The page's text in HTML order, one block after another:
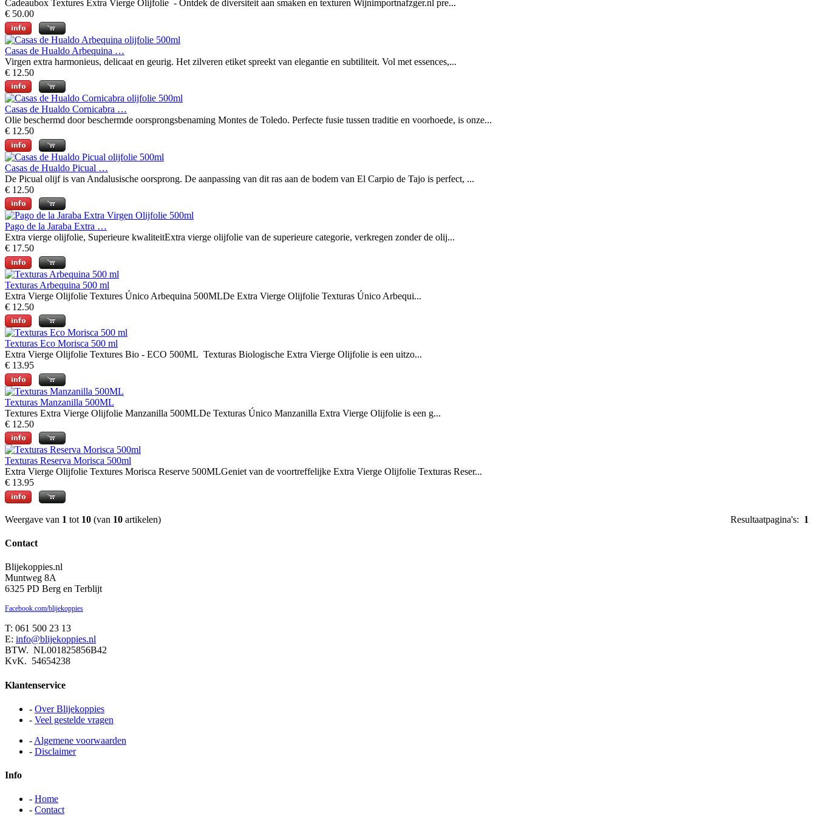
Cadeaubox Textures Extra Vierge Olijfolie - Ontdek de diversiteit aan smaken en texturen Wijnimportnafzger.nl pre...
€ 50.00
Casas de Hualdo Arbequina …
Virgen extra harmonieus, delicaat en geurig. Het zilveren etiket spreekt van elegantie en subtiliteit. Vol met essences,...
€ 12.50
Casas de Hualdo Cornicabra …
Olie beschermd door beschermde oorsprongsbenaming Montes de Toledo. Perfecte fusie tussen traditie en voorhoede, is onze...
€ 12.50
Casas de Hualdo Picual …
De Picual olijf is van Andalusische oorsprong. De aanpassing van dit ras aan de bodem van El Carpio de Tajo is perfect, ...
€ 12.50
Pago de la Jaraba Extra …
Extra vierge olijfolie, Superieure kwaliteitExtra vierge olijfolie van de superieure categorie, verkregen zonder de olij...
€ 17.50
Texturas Arbequina 500 ml
Extra Vierge Olijfolie Textures Único Arbequina 500MLDe Extra Vierge Olijfolie Texturas Único Arbequi...
€ 12.50
Texturas Eco Morisca 500 ml
Extra Vierge Olijfolie Textures Bio - ECO 500ML Texturas Biologische Extra Vierge Olijfolie is een uitzo...
€ 13.95
Texturas Manzanilla 500ML
Textures Extra Vierge Olijfolie Manzanilla 500MLDe Texturas Único Manzanilla Extra Vierge Olijfolie is een g...
€ 12.50
Texturas Reserva Morisca 500ml
Extra Vierge Olijfolie Textures Morisca Reserve 500MLGeniet van de voortreffelijke Extra Vierge Olijfolie Texturas Reser...
€ 13.95
Weergave van 1 tot 10 (van 10 artikelen) Resultaatpagina's: 1
Contact
Blijekoppies.nl
Muntweg 8A
6325 PD Berg en Terblijt
Facebook.com/blijekoppies
T: 061 500 23 13
E: info@blijekoppies.nl
BTW. NL001825856B42
KvK. 54654238
Klantenservice
- Over Blijekoppies
- Veel gestelde vragen
- Algemene voorwaarden
- Disclaimer
Info
- Home
- Contact